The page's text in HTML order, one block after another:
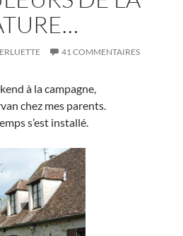
41 COMMENTAIRES
à la campagne,
chez mes parents.
s’est installé.